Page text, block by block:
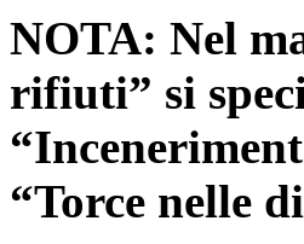
NOTA: Nel
rifiuti” si
“Torce nelle